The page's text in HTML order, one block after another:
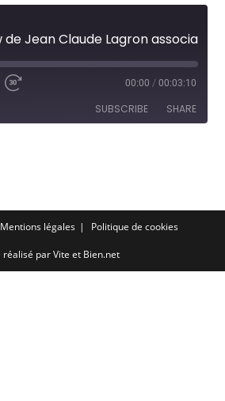
00:00 / 00:03:10
SUBSCRIBE SHARE
Mentions légales Politique de cookies
réalisé parVite et Bien.net